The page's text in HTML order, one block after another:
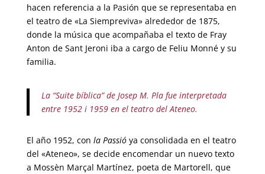
hacen referencia a la Pasión que se representaba en
el teatro de «La Siempreviva» alrededor de 1875,
donde la música que acompañaba el texto de Fray
Anton de Sant Jeroni iba a cargo de Feliu Monné y su
familia.
La “Suite bíblica” de Josep M. Pla fue interpretada
entre 1952 i 1959 en el teatro del Ateneo.
El año 1952, con la Passióya consolidada en el teatro
del «Ateneo», se decide encomendar un nuevo texto
a Mossèn Marçal Martínez, poeta de Martorell, que